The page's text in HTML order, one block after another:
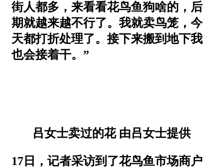
街人都多，来看看花鸟鱼狗啥的，后
期就越来越不行了。我就卖鸟笼，今
天都打折处理了。接下来搬到地下我
也会接着干。”
吕女士卖过的花 由吕女士提供
17日，记者采访到了花鸟鱼市场商户